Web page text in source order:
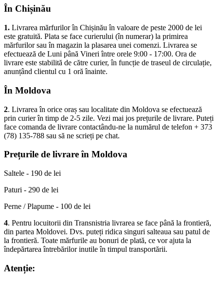
În Chișinău
1. Livrarea mărfurilor în Chișinău în valoare de peste 2000 de lei
este gratuită. Plata se face curierului (în numerar) la primirea
mărfurilor sau în magazin la plasarea unei comenzi. Livrarea se
efectuează de Luni până Vineri între orele 9:00 - 17:00. Ora de
livrare este stabilită de către curier, în funcție de traseul de circulație,
anunțând clientul cu 1 oră înainte.
În Moldova
2. Livrarea în orice oraș sau localitate din Moldova se efectuează
prin curier în timp de 2-5 zile. Vezi mai jos prețurile de livrare. Puteți
face comanda de livrare contactându-ne la numărul de telefon + 373
(78) 135-788 sau să ne scrieți pe chat.
Prețurile de livrare în Moldova
Saltele - 190 de lei
Paturi - 290 de lei
Perne / Plapume - 100 de lei
4. Pentru locuitorii din Transnistria livrarea se face până la frontieră,
din partea Moldovei. Dvs. puteți ridica singuri salteaua sau patul de
la frontieră. Toate mărfurile au bonuri de plată, ce vor ajuta la
îndepărtarea întrebărilor inutile în timpul transportării.
Atenție: